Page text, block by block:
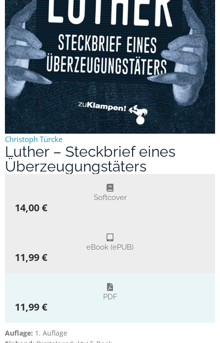
Christoph Türcke
Luther – Steckbrief eines
Überzeugungstäters
Softcover
14,00 €
eBook (ePUB)
11,99 €
PDF
11,99 €
Auflage: 1. Auflage